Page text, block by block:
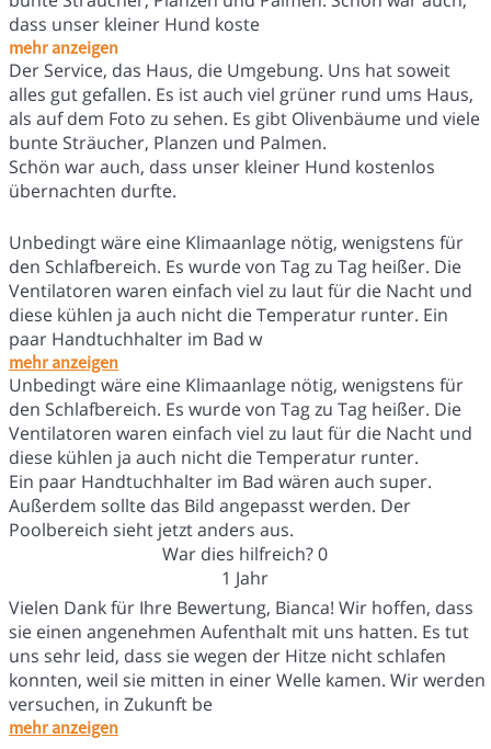
dass unser kleiner Hund koste
mehr anzeigen
Der Service, das Haus, die Umgebung. Uns hat soweit
alles gut gefallen. Es ist auch viel grüner rund ums Haus,
als auf dem Foto zu sehen. Es gibt Olivenbäume und viele
bunte Sträucher, Planzen und Palmen.
Schön war auch, dass unser kleiner Hund kostenlos
übernachten durfte.
Unbedingt wäre eine Klimaanlage nötig, wenigstens für
den Schlafbereich. Es wurde von Tag zu Tag heißer. Die
Ventilatoren waren einfach viel zu laut für die Nacht und
diese kühlen ja auch nicht die Temperatur runter. Ein
paar Handtuchhalter im Bad w
mehr anzeigen
Unbedingt wäre eine Klimaanlage nötig, wenigstens für
den Schlafbereich. Es wurde von Tag zu Tag heißer. Die
Ventilatoren waren einfach viel zu laut für die Nacht und
diese kühlen ja auch nicht die Temperatur runter.
Ein paar Handtuchhalter im Bad wären auch super.
Außerdem sollte das Bild angepasst werden. Der
Poolbereich sieht jetzt anders aus.
War dies hilfreich?0
1 Jahr
Vielen Dank für Ihre Bewertung, Bianca! Wir hoffen, dass
sie einen angenehmen Aufenthalt mit uns hatten. Es tut
uns sehr leid, dass sie wegen der Hitze nicht schlafen
konnten, weil sie mitten in einer Welle kamen. Wir werden
versuchen, in Zukunft be
mehr anzeigen